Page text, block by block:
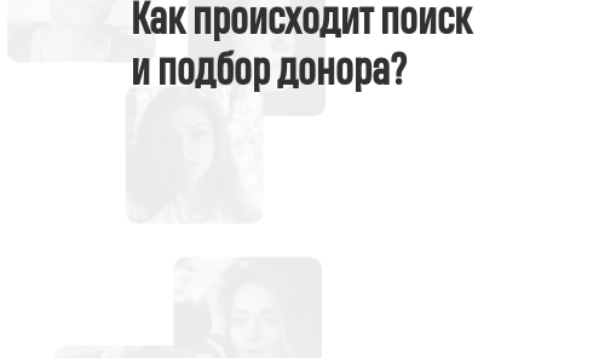
Как происходит поиск
и подбор донора?